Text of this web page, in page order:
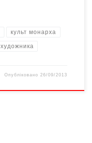
культ монарха
художника
Опубліковано26/09/2013